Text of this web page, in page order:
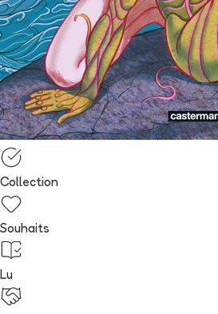
Collection
Souhaits
Lu